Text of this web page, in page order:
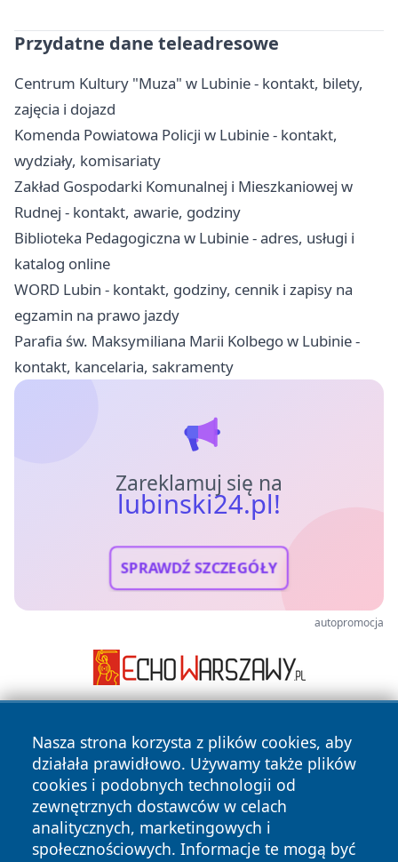
Przydatne dane teleadresowe
Centrum Kultury "Muza" w Lubinie - kontakt, bilety,
zajęcia i dojazd
Komenda Powiatowa Policji w Lubinie - kontakt,
wydziały, komisariaty
Zakład Gospodarki Komunalnej i Mieszkaniowej w
Rudnej - kontakt, awarie, godziny
Biblioteka Pedagogiczna w Lubinie - adres, usługi i
katalog online
WORD Lubin - kontakt, godziny, cennik i zapisy na
egzamin na prawo jazdy
Parafia św. Maksymiliana Marii Kolbego w Lubinie -
kontakt, kancelaria, sakramenty
Zareklamuj się na
lubinski24.pl!
SPRAWDŹ SZCZEGÓŁY
autopromocja
Nasza strona korzysta z plików cookies, aby
działała prawidłowo. Używamy także plików
cookies i podobnych technologii od
zewnętrznych dostawców w celach
analitycznych, marketingowych i
społecznościowych. Informacje te mogą być
Copyright © 2026 lubinski24.pl Wszystkie prawa zastrzeżone.